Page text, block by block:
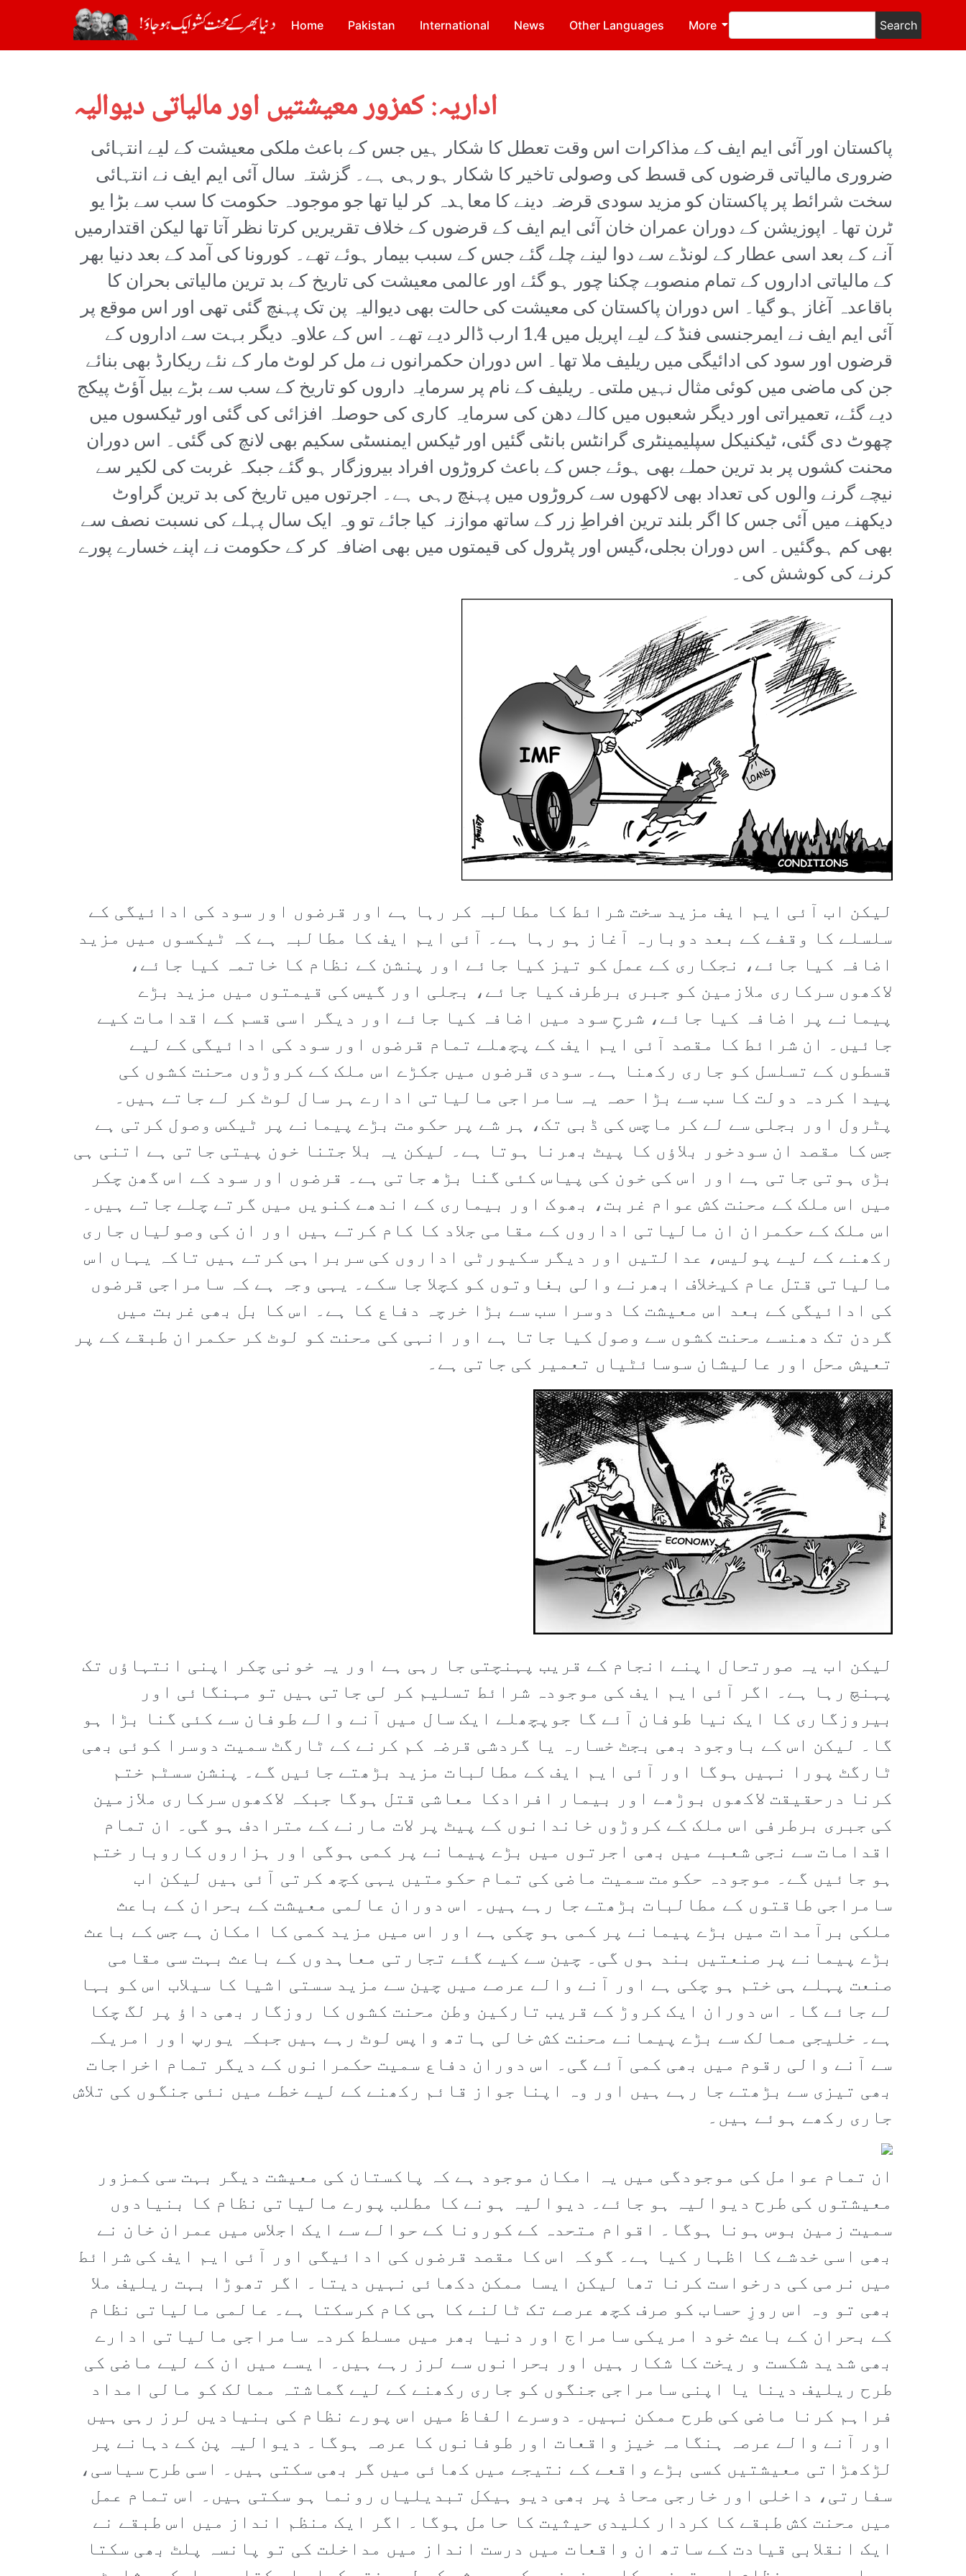
Home Pakistan International News Other Languages More Search
اداریہ: کمزور معیشتیں اور مالیاتی دیوالیہ
پاکستان اور آئی ایم ایف کے مذاکرات اس وقت تعطل کا شکار ہیں جس کے باعث ملکی معیشت کے لیے انتہائی
ضروری مالیاتی قرضوں کی قسط کی وصولی تاخیر کا شکار ہو رہی ہے۔ گزشتہ سال آئی ایم ایف نے انتہائی
سخت شرائط پر پاکستان کو مزید سودی قرضہ دینے کا معاہدہ کر لیا تھا جو موجودہ حکومت کا سب سے بڑا یو
ٹرن تھا۔ اپوزیشن کے دوران عمران خان آئی ایم ایف کے قرضوں کے خلاف تقریریں کرتا نظر آتا تھا لیکن اقتدارمیں
آنے کے بعد اسی عطار کے لونڈے سے دوا لینے چلے گئے جس کے سبب بیمار ہوئے تھے۔ کورونا کی آمد کے بعد دنیا بھر
کے مالیاتی اداروں کے تمام منصوبے چکنا چور ہو گئے اور عالمی معیشت کی تاریخ کے بد ترین مالیاتی بحران کا
باقاعدہ آغاز ہو گیا۔ اس دوران پاکستان کی معیشت کی حالت بھی دیوالیہ پن تک پہنچ گئی تھی اور اس موقع پر
آئی ایم ایف نے ایمرجنسی فنڈ کے لیے اپریل میں 1.4 ارب ڈالر دیے تھے۔ اس کے علاوہ دیگر بہت سے اداروں کے
قرضوں اور سود کی ادائیگی میں ریلیف ملا تھا۔ اس دوران حکمرانوں نے مل کر لوٹ مار کے نئے ریکارڈ بھی بنائے
جن کی ماضی میں کوئی مثال نہیں ملتی۔ ریلیف کے نام پر سرمایہ داروں کو تاریخ کے سب سے بڑے بیل آؤٹ پیکج
دیے گئے، تعمیراتی اور دیگر شعبوں میں کالے دھن کی سرمایہ کاری کی حوصلہ افزائی کی گئی اور ٹیکسوں میں
چھوٹ دی گئی، ٹیکنیکل سپلیمینٹری گرانٹس بانٹی گئیں اور ٹیکس ایمنسٹی سکیم بھی لانچ کی گئی۔ اس دوران
محنت کشوں پر بد ترین حملے بھی ہوئے جس کے باعث کروڑوں افراد بیروزگار ہو گئے جبکہ غربت کی لکیر سے
نیچے گرنے والوں کی تعداد بھی لاکھوں سے کروڑوں میں پہنچ رہی ہے۔ اجرتوں میں تاریخ کی بد ترین گراوٹ
دیکھنے میں آئی جس کا اگر بلند ترین افراطِ زر کے ساتھ موازنہ کیا جائے تو وہ ایک سال پہلے کی نسبت نصف سے
بھی کم ہوگئیں۔ اس دوران بجلی،گیس اور پٹرول کی قیمتوں میں بھی اضافہ کر کے حکومت نے اپنے خسارے پورے
کرنے کی کوشش کی۔
لیکن اب آئی ایم ایف مزید سخت شرائط کا مطالبہ کر رہا ہے اور قرضوں اور سود کی ادائیگی کے
سلسلے کا وقفے کے بعد دوبارہ آغاز ہو رہا ہے۔ آئی ایم ایف کا مطالبہ ہے کہ ٹیکسوں میں مزید
اضافہ کیا جائے، نجکاری کے عمل کو تیز کیا جائے اور پنشن کے نظام کا خاتمہ کیا جائے،
لاکھوں سرکاری ملازمین کو جبری برطرف کیا جائے، بجلی اور گیس کی قیمتوں میں مزید بڑے
پیمانے پر اضافہ کیا جائے، شرحِ سود میں اضافہ کیا جائے اور دیگر اسی قسم کے اقدامات کیے
جائیں۔ ان شرائط کا مقصد آئی ایم ایف کے پچھلے تمام قرضوں اور سود کی ادائیگی کے لیے
قسطوں کے تسلسل کو جاری رکھنا ہے۔ سودی قرضوں میں جکڑے اس ملک کے کروڑوں محنت کشوں کی
پیدا کردہ دولت کا سب سے بڑا حصہ یہ سامراجی مالیاتی ادارے ہر سال لوٹ کر لے جاتے ہیں۔
پٹرول اور بجلی سے لے کر ماچس کی ڈبی تک، ہر شے پر حکومت بڑے پیمانے پر ٹیکس وصول کرتی ہے
جس کا مقصد ان سودخور بلاؤں کا پیٹ بھرنا ہوتا ہے۔ لیکن یہ بلا جتنا خون پیتی جاتی ہے اتنی ہی
بڑی ہوتی جاتی ہے اور اس کی خون کی پیاس کئی گنا بڑھ جاتی ہے۔ قرضوں اور سود کے اس گھن چکر
میں اس ملک کے محنت کش عوام غربت، بھوک اور بیماری کے اندھے کنویں میں گرتے چلے جاتے ہیں۔
اس ملک کے حکمران ان مالیاتی اداروں کے مقامی جلاد کا کام کرتے ہیں اور ان کی وصولیاں جاری
رکھنے کے لیے پولیس، عدالتیں اور دیگر سکیورٹی اداروں کی سربراہی کرتے ہیں تاکہ یہاں اس
مالیاتی قتل عام کیخلاف ابھرنے والی بغاوتوں کو کچلا جا سکے۔ یہی وجہ ہے کہ سامراجی قرضوں
کی ادائیگی کے بعد اس معیشت کا دوسرا سب سے بڑا خرچہ دفاع کا ہے۔ اس کا بل بھی غربت میں
گردن تک دھنسے محنت کشوں سے وصول کیا جاتا ہے اور انہی کی محنت کو لوٹ کر حکمران طبقے کے پر
تعیش محل اور عالیشان سوسائٹیاں تعمیر کی جاتی ہے۔
لیکن اب یہ صورتحال اپنے انجام کے قریب پہنچتی جا رہی ہے اور یہ خونی چکر اپنی انتہاؤں تک
پہنچ رہا ہے۔ اگر آئی ایم ایف کی موجودہ شرائط تسلیم کر لی جاتی ہیں تو مہنگائی اور
بیروزگاری کا ایک نیا طوفان آئے گا جوپچھلے ایک سال میں آنے والے طوفان سے کئی گنا بڑا ہو
گا۔ لیکن اس کے باوجود بھی بجٹ خسارہ یا گردشی قرضہ کم کرنے کے ٹارگٹ سمیت دوسرا کوئی بھی
ٹارگٹ پورا نہیں ہوگا اور آئی ایم ایف کے مطالبات مزید بڑھتے جائیں گے۔ پنشن سسٹم ختم
کرنا درحقیقت لاکھوں بوڑھے اور بیمار افرادکا معاشی قتل ہوگا جبکہ لاکھوں سرکاری ملازمین
کی جبری برطرفی اس ملک کے کروڑوں خاندانوں کے پیٹ پر لات مارنے کے مترادف ہو گی۔ ان تمام
اقدامات سے نجی شعبے میں بھی اجرتوں میں بڑے پیمانے پر کمی ہوگی اور ہزاروں کاروبار ختم
ہو جائیں گے۔ موجودہ حکومت سمیت ماضی کی تمام حکومتیں یہی کچھ کرتی آئی ہیں لیکن اب
سامراجی طاقتوں کے مطالبات بڑھتے جا رہے ہیں۔ اس دوران عالمی معیشت کے بحران کے باعث
ملکی برآمدات میں بڑے پیمانے پر کمی ہو چکی ہے اور اس میں مزید کمی کا امکان ہے جس کے باعث
بڑے پیمانے پر صنعتیں بند ہوں گی۔ چین سے کیے گئے تجارتی معاہدوں کے باعث بہت سی مقامی
صنعت پہلے ہی ختم ہو چکی ہے اور آنے والے عرصے میں چین سے مزید سستی اشیا کا سیلاب اس کو بہا
لے جائے گا۔ اس دوران ایک کروڑ کے قریب تارکین وطن محنت کشوں کا روزگار بھی داؤ پر لگ چکا
ہے۔ خلیجی ممالک سے بڑے پیمانے محنت کش خالی ہاتھ واپس لوٹ رہے ہیں جبکہ یورپ اور امریکہ
سے آنے والی رقوم میں بھی کمی آئے گی۔ اس دوران دفاع سمیت حکمرانوں کے دیگر تمام اخراجات
بھی تیزی سے بڑھتے جا رہے ہیں اور وہ اپنا جواز قائم رکھنے کے لیے خطے میں نئی جنگوں کی تلاش
جاری رکھے ہوئے ہیں۔
ان تمام عوامل کی موجودگی میں یہ امکان موجود ہے کہ پاکستان کی معیشت دیگر بہت سی کمزور
معیشتوں کی طرح دیوالیہ ہو جائے۔ دیوالیہ ہونے کا مطلب پورے مالیاتی نظام کا بنیادوں
سمیت زمین بوس ہونا ہوگا۔ اقوام متحدہ کے کورونا کے حوالے سے ایک اجلاس میں عمران خان نے
بھی اسی خدشے کا اظہار کیا ہے۔ گوکہ اس کا مقصد قرضوں کی ادائیگی اور آئی ایم ایف کی شرائط
میں نرمی کی درخواست کرنا تھا لیکن ایسا ممکن دکھائی نہیں دیتا۔ اگر تھوڑا بہت ریلیف ملا
بھی تو وہ اس روزِ حساب کو صرف کچھ عرصے تک ٹالنے کا ہی کام کرسکتا ہے۔ عالمی مالیاتی نظام
کے بحران کے باعث خود امریکی سامراج اور دنیا بھر میں مسلط کردہ سامراجی مالیاتی ادارے
بھی شدید شکست و ریخت کا شکار ہیں اور بحرانوں سے لرز رہے ہیں۔ ایسے میں ان کے لیے ماضی کی
طرح ریلیف دینا یا اپنی سامراجی جنگوں کو جاری رکھنے کے لیے گماشتہ ممالک کو مالی امداد
فراہم کرنا ماضی کی طرح ممکن نہیں۔ دوسرے الفاظ میں اس پورے نظام کی بنیادیں لرز رہی ہیں
اور آنے والے عرصہ ہنگامہ خیز واقعات اور طوفانوں کا عرصہ ہوگا۔ دیوالیہ پن کے دہانے پر
لڑکھڑاتی معیشتیں کسی بڑے واقعے کے نتیجے میں کھائی میں گر بھی سکتی ہیں۔ اسی طرح سیاسی،
سفارتی، داخلی اور خارجی محاذ پر بھی دیو ہیکل تبدیلیاں رونما ہو سکتی ہیں۔ اس تمام عمل
میں محنت کش طبقے کا کردار کلیدی حیثیت کا حامل ہوگا۔ اگر ایک منظم انداز میں اس طبقے نے
ایک انقلابی قیادت کے ساتھ ان واقعات میں درست انداز میں مداخلت کی تو پانسہ پلٹ بھی سکتا